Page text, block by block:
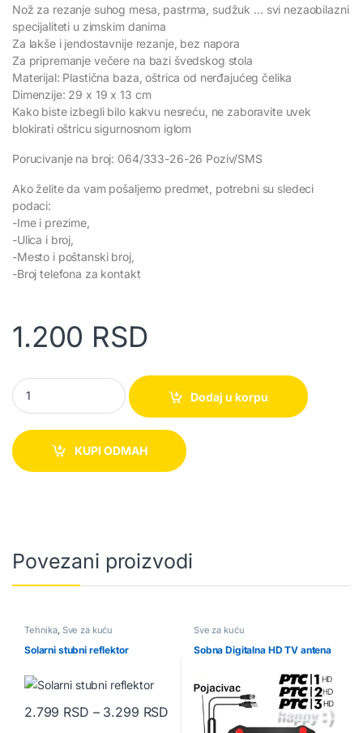
Nož za rezanje suhog mesa, pastrma, sudžuk … svi nezaobilazni
specijaliteti u zimskim danima
Za lakše i jendostavnije rezanje, bez napora
Za pripremanje večere na bazi švedskog stola
Materijal: Plastična baza, oštrica od nerđajućeg čelika
Dimenzije: 29 x 19 x 13 cm
Kako biste izbegli bilo kakvu nesreću, ne zaboravite uvek
blokirati oštricu sigurnosnom iglom
Porucivanje na broj: 064/333-26-26 Poziv/SMS
Ako želite da vam pošaljemo predmet, potrebni su sledeci
podaci:
-Ime i prezime,
-Ulica i broj,
-Mesto i poštanski broj,
-Broj telefona za kontakt
1.200 RSD
Nož za rezanje suhomesnatih proizvoda quantity
Dodaj u korpu
KUPI ODMAH
Povezani proizvodi
Tehnika, Sve za kuću
Solarni stubni reflektor
2.799 RSD – 3.299 RSD Raspon cena: od 2.799 RSD
Ovaj proizvod ima više varijanti. Opcije mogu biti izabrane na
Sve za kuću
Sobna Digitalna HD TV antena